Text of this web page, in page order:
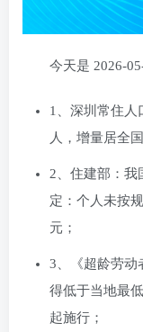
今天是 2026-
1、深圳常住人
人，增量居全
2、住建部：我
定：个人未按
元；
3、《超龄劳动
得低于当地最
起施行；